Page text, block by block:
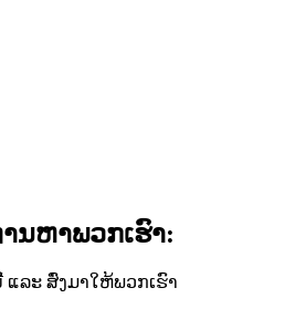
ນຫາພວກເຮົາ:
ລະ ສົ່ງມາໃຫ້ພວກເຮົາ